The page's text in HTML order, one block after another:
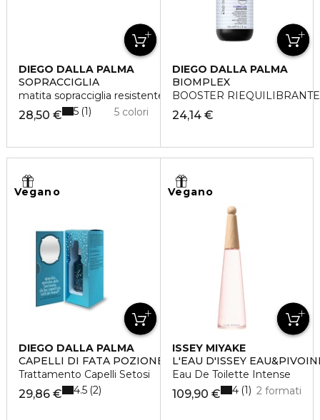
DIEGO DALLA PALMA
SOPRACCIGLIA
matita sopracciglia resistente all'acqua
28,50 € 5 colori
5 1
DIEGO DALLA PALMA
BIOMPLEX
BOOSTER
24,14 €
Vegano
DIEGO DALLA PALMA
CAPELLI DI FATA POZIONE SCIOGLI NODI
Trattamento Capelli Setosi
29,86 € 4.5 2
Vegano
ISSEY MIYAKE
L'EAU D'ISSEY
Eau De Toilette Intense
109,90 € 2 formati
4 1